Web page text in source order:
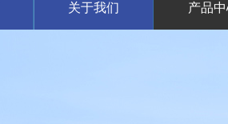
关于我们 产品